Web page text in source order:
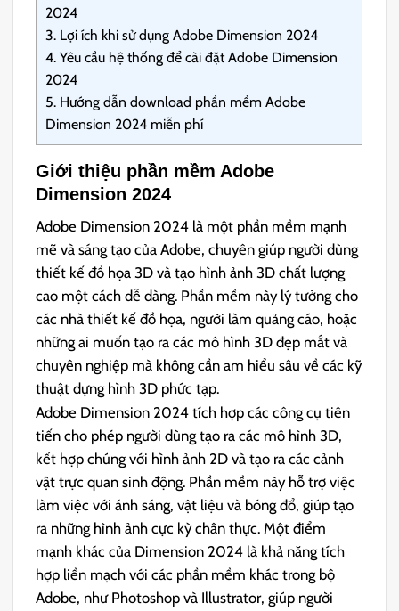
2024
3. Lợi ích khi sử dụng Adobe Dimension 2024
4. Yêu cầu hệ thống để cài đặt Adobe Dimension
2024
5. Hướng dẫn download phần mềm Adobe
Dimension 2024 miễn phí
Giới thiệu phần mềm Adobe
Dimension 2024
Adobe Dimension 2024 là một phần mềm mạnh
mẽ và sáng tạo của Adobe, chuyên giúp người dùng
thiết kế đồ họa 3D và tạo hình ảnh 3D chất lượng
cao một cách dễ dàng. Phần mềm này lý tưởng cho
các nhà thiết kế đồ họa, người làm quảng cáo, hoặc
những ai muốn tạo ra các mô hình 3D đẹp mắt và
chuyên nghiệp mà không cần am hiểu sâu về các kỹ
thuật dựng hình 3D phức tạp.
Adobe Dimension 2024 tích hợp các công cụ tiên
tiến cho phép người dùng tạo ra các mô hình 3D,
kết hợp chúng với hình ảnh 2D và tạo ra các cảnh
vật trực quan sinh động. Phần mềm này hỗ trợ việc
làm việc với ánh sáng, vật liệu và bóng đổ, giúp tạo
ra những hình ảnh cực kỳ chân thực. Một điểm
mạnh khác của Dimension 2024 là khả năng tích
hợp liền mạch với các phần mềm khác trong bộ
Adobe, như Photoshop và Illustrator, giúp người